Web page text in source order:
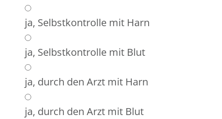
ja, Selbstkontrolle mit Harn
ja, Selbstkontrolle mit Blut
ja, durch den Arzt mit Harn
ja, durch den Arzt mit Blut